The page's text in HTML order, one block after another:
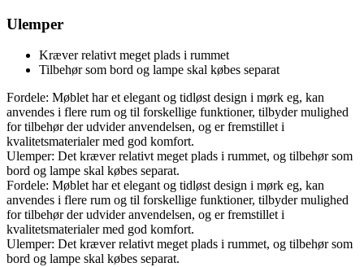
Ulemper
Kræver relativt meget plads i rummet
Tilbehør som bord og lampe skal købes separat
Fordele: Møblet har et elegant og tidløst design i mørk eg, kan
anvendes i flere rum og til forskellige funktioner, tilbyder mulighed
for tilbehør der udvider anvendelsen, og er fremstillet i
kvalitetsmaterialer med god komfort.
Ulemper: Det kræver relativt meget plads i rummet, og tilbehør som
bord og lampe skal købes separat.
Fordele: Møblet har et elegant og tidløst design i mørk eg, kan
anvendes i flere rum og til forskellige funktioner, tilbyder mulighed
for tilbehør der udvider anvendelsen, og er fremstillet i
kvalitetsmaterialer med god komfort.
Ulemper: Det kræver relativt meget plads i rummet, og tilbehør som
bord og lampe skal købes separat.